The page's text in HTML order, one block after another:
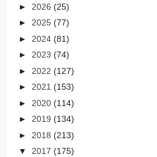
► 2026 (25)
► 2025 (77)
► 2024 (81)
► 2023 (74)
► 2022 (127)
► 2021 (153)
► 2020 (114)
► 2019 (134)
► 2018 (213)
▼ 2017 (175)